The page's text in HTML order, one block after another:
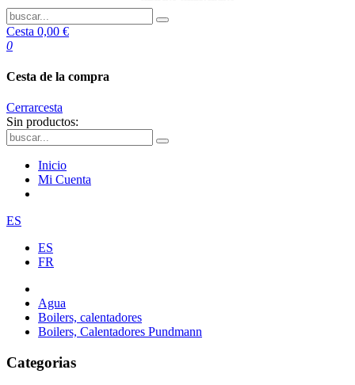
Cesta 0,00 €
0
Cesta de la compra
Cerrarcesta
Sin productos:
Inicio
Mi Cuenta
ES
ES
FR
Agua
Boilers, calentadores
Boilers, Calentadores Pundmann
Categorias